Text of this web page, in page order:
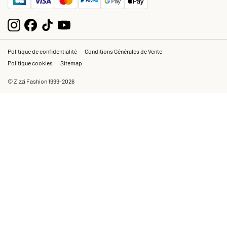
Politique de confidentialité
Conditions Générales de Vente
Politique cookies
Sitemap
© Zizzi Fashion 1999-2026